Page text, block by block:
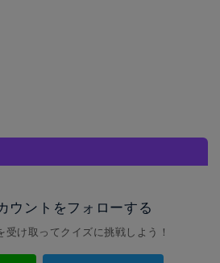
ウントをフォローする
受け取ってクイズに挑戦しよう！